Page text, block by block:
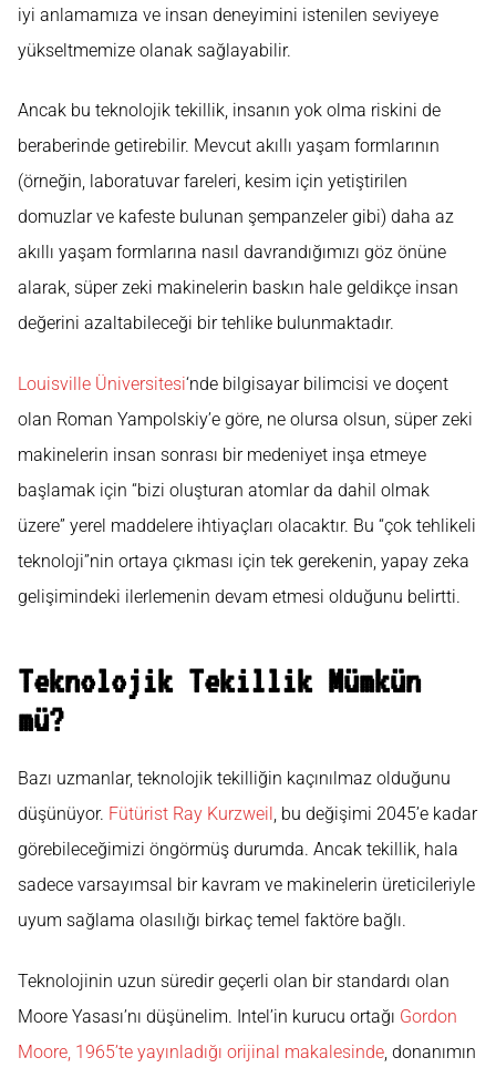
iyi anlamamıza ve insan deneyimini istenilen seviyeye
yükseltmemize olanak sağlayabilir.
Ancak bu teknolojik tekillik, insanın yok olma riskini de
beraberinde getirebilir. Mevcut akıllı yaşam formlarının
(örneğin, laboratuvar fareleri, kesim için yetiştirilen
domuzlar ve kafeste bulunan şempanzeler gibi) daha az
akıllı yaşam formlarına nasıl davrandığımızı göz önüne
alarak, süper zeki makinelerin baskın hale geldikçe insan
değerini azaltabileceği bir tehlike bulunmaktadır.
Louisville Üniversitesi‘nde bilgisayar bilimcisi ve doçent
olan Roman Yampolskiy’e göre, ne olursa olsun, süper zeki
makinelerin insan sonrası bir medeniyet inşa etmeye
başlamak için “bizi oluşturan atomlar da dahil olmak
üzere” yerel maddelere ihtiyaçları olacaktır. Bu “çok tehlikeli
teknoloji”nin ortaya çıkması için tek gerekenin, yapay zeka
gelişimindeki ilerlemenin devam etmesi olduğunu belirtti.
Teknolojik Tekillik Mümkün
mü?
Bazı uzmanlar, teknolojik tekilliğin kaçınılmaz olduğunu
düşünüyor. Fütürist Ray Kurzweil , bu değişimi 2045’e kadar
görebileceğimizi öngörmüş durumda. Ancak tekillik, hala
sadece varsayımsal bir kavram ve makinelerin üreticileriyle
uyum sağlama olasılığı birkaç temel faktöre bağlı.
Teknolojinin uzun süredir geçerli olan bir standardı olan
Moore Yasası’nı düşünelim. Intel’in kurucu ortağı Gordon
Moore, 1965’te yayınladığı orijinal makalesinde, donanımın